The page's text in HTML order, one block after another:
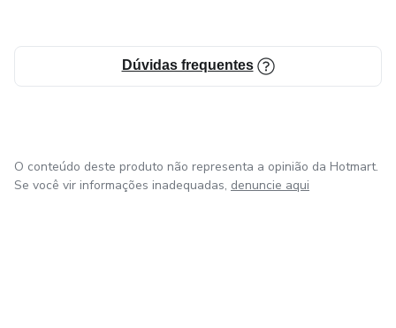
Dúvidas frequentes
O conteúdo deste produto não representa a opinião da Hotmart.
Se você vir informações inadequadas, denuncie aqui